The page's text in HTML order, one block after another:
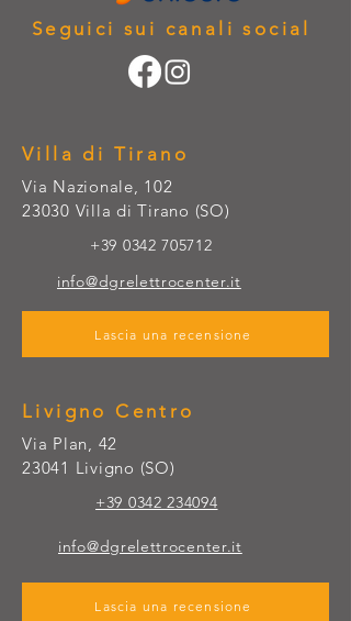
Seguici sui canali social
Villa di Tirano
Via Nazionale, 102
23030 Villa di Tirano (SO)
+39 0342 705712
info@dgrelettrocenter.it
Lascia una recensione
Livigno Centro
Via Plan, 42
23041 Livigno (SO)
+39 0342 234094
info@dgrelettrocenter.it
Lascia una recensione